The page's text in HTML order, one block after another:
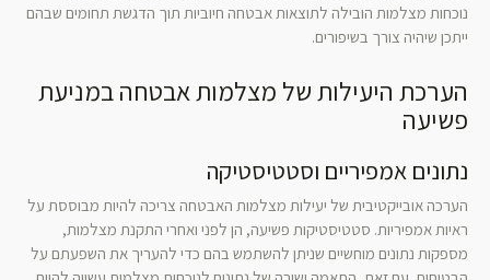
נוכחות מצלמות הובילה לתוצאות אבטחה חיוביות תוך הדגשת תחומים שבהם
ייתכן שיהיה צורך בשיפורים.
הערכת היעילות של מצלמות אבטחה במניעת
פשיעה
נתונים אמפיריים וסטטיסטיקה
הערכה אובייקטיבית של יעילות מצלמות האבטחה צריכה להיות מבוססת על
ראיות אמפיריות. סטטיסטיקות פשיעה, הן לפני ואחרי התקנת מצלמות,
מספקות נתונים מוחשיים שניתן להשתמש בהם כדי להעריך את השפעתם על